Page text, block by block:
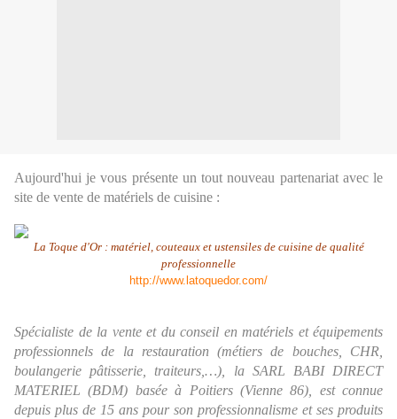
Aujourd'hui je vous présente un tout nouveau partenariat avec le
site de vente de matériels de cuisine :
La Toque d'Or : matériel, couteaux et ustensiles de cuisine de qualité
professionnelle
http://www.latoquedor.com/
Spécialiste de la vente et du conseil en matériels et équipements
professionnels de la restauration (métiers de bouches, CHR,
boulangerie pâtisserie, traiteurs,…), la SARL BABI DIRECT
MATERIEL (BDM) basée à Poitiers (Vienne 86), est connue
depuis plus de 15 ans pour son professionnalisme et ses produits